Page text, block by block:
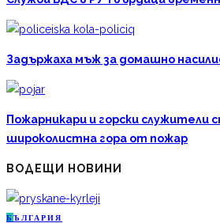
Задържаха мъж за домашно
Пожарникари и горски служители
широколистна гора от пожар
ВОДЕЩИ НОВИНИ
Б ЪЛГАРИЯ